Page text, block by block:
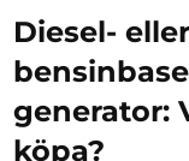
Diesel- eller
generator:
köpa?